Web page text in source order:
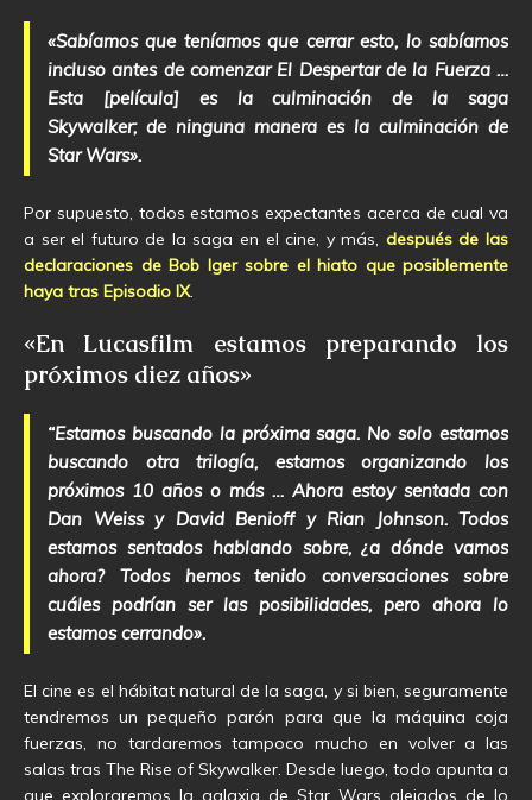
«Sabíamos que teníamos que cerrar esto, lo sabíamos
incluso antes de comenzar El Despertar de la Fuerza …
Esta [película] es la culminación de la saga
Skywalker; de ninguna manera es la culminación de
Star Wars».
Por supuesto, todos estamos expectantes acerca de cual va
a ser el futuro de la saga en el cine, y más, después de las
declaraciones de Bob Iger sobre el hiato que posiblemente
haya tras Episodio IX.
«En Lucasfilm estamos preparando los
próximos diez años»
“Estamos buscando la próxima saga. No solo estamos
buscando otra trilogía, estamos organizando los
próximos 10 años o más … Ahora estoy sentada con
Dan Weiss y David Benioff y Rian Johnson. Todos
estamos sentados hablando sobre, ¿a dónde vamos
ahora? Todos hemos tenido conversaciones sobre
cuáles podrían ser las posibilidades, pero ahora lo
estamos cerrando».
El cine es el hábitat natural de la saga, y si bien, seguramente
tendremos un pequeño parón para que la máquina coja
fuerzas, no tardaremos tampoco mucho en volver a las
salas tras The Rise of Skywalker. Desde luego, todo apunta a
que exploraremos la galaxia de Star Wars alejados de lo